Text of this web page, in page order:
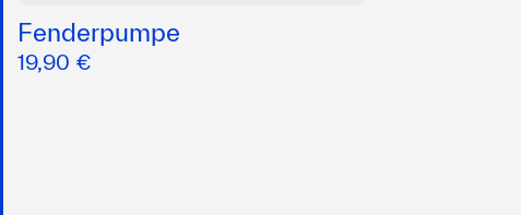
Fenderpumpe
19,90 €